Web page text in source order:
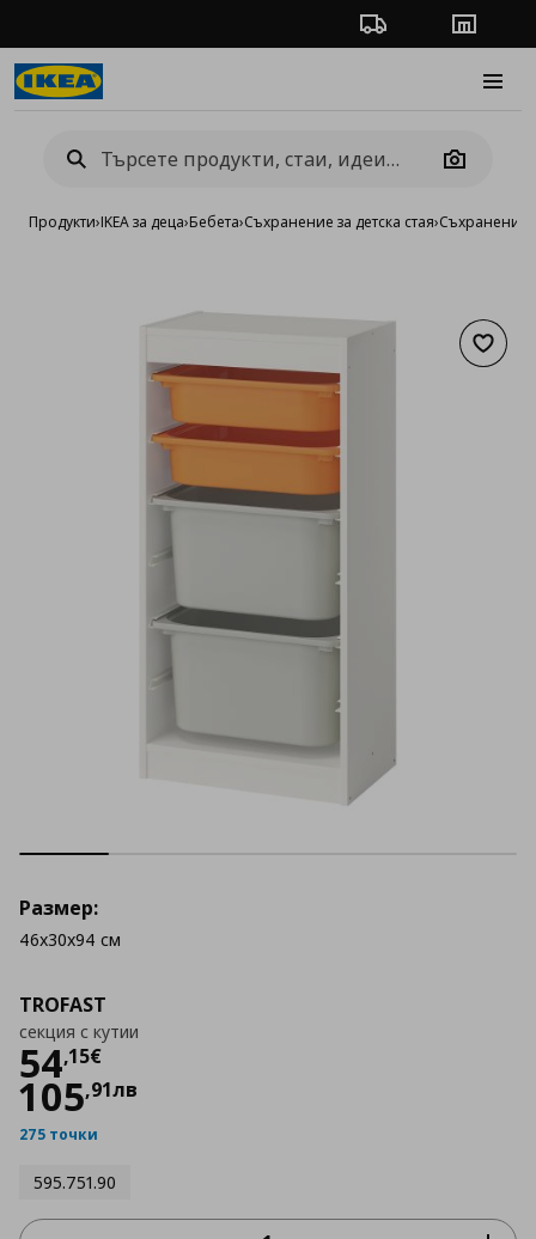
Проследяване на
Camera
Продукти›IKEA за деца›Бебета›Съхранение за детска стая›Съхранение
TROFAST
секция с кутии
54,15€
Цена
105,91лв
275 точки
595.751.90
Размер:
46x30x94 см